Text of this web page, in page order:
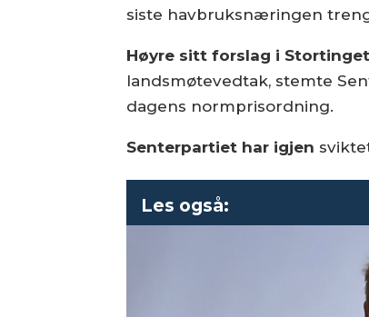
siste havbruksnæringen
Høyre sitt forslag i Stortinget
landsmøtevedtak, stemte
dagens normprisordning.
Senterpartiet har igjen
Les også: